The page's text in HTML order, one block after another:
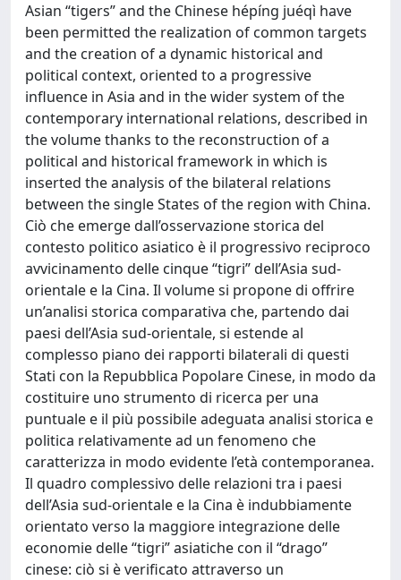
Asian “tigers” and the Chinese hépíng juéqì have
been permitted the realization of common targets
and the creation of a dynamic historical and
political context, oriented to a progressive
influence in Asia and in the wider system of the
contemporary international relations, described in
the volume thanks to the reconstruction of a
political and historical framework in which is
inserted the analysis of the bilateral relations
between the single States of the region with China.
Ciò che emerge dall’osservazione storica del
contesto politico asiatico è il progressivo reciproco
avvicinamento delle cinque “tigri” dell’Asia sud-
orientale e la Cina. Il volume si propone di offrire
un’analisi storica comparativa che, partendo dai
paesi dell’Asia sud-orientale, si estende al
complesso piano dei rapporti bilaterali di questi
Stati con la Repubblica Popolare Cinese, in modo da
costituire uno strumento di ricerca per una
puntuale e il più possibile adeguata analisi storica e
politica relativamente ad un fenomeno che
caratterizza in modo evidente l’età contemporanea.
Il quadro complessivo delle relazioni tra i paesi
dell’Asia sud-orientale e la Cina è indubbiamente
orientato verso la maggiore integrazione delle
economie delle “tigri” asiatiche con il “drago”
cinese: ciò si è verificato attraverso un